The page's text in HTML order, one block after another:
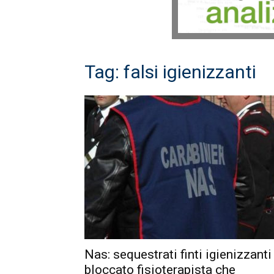
Tag: falsi igienizzanti
Nas: sequestrati finti igienizzanti
bloccato fisioterapista che